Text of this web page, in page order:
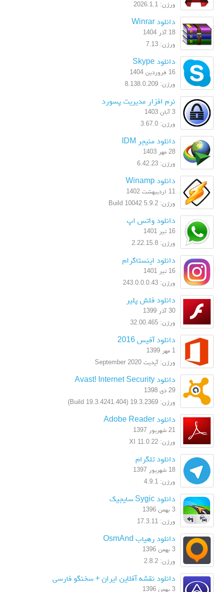
ورژن: 2026.1.1
دانلود Winrar
18 آذر 1404
ورژن: 7.13
دانلود Skype
16 فروردین 1404
ورژن: 8.138.0.209
نرم افزار مدیریت پسورد
3 آبان 1403
ورژن: 3.67.0
دانلود منیجر IDM
28 مهر 1403
ورژن: 6.42.23
دانلود Winamp
11 اردیبهشت 1402
ورژن: 5.9.2 Build 10042
دانلود واتس اپ
16 تیر 1401
ورژن: 2.22.15.8
دانلود اینستاگرام
16 تیر 1401
ورژن: 243.0.0.0.43
دانلود فلش پلیر
30 آذر 1399
ورژن: 32.00.465
دانلود آفیس 2016
1 مهر 1399
ورژن: آپدیت September 2020
دانلود Avast! Internet Security
29 دی 1398
ورژن: 19.3.2369 (Build 19.3.4241.404)
دانلود Adobe Reader
21 شهریور 1397
ورژن: XI 11.0.22
دانلود تلگرام
18 شهریور 1397
ورژن: 4.9.1
دانلود Sygic سایجیک
3 بهمن 1396
ورژن: 17.3.11
دانلود رهیاب OsmAnd
3 بهمن 1396
ورژن: 2.8.2
دانلود نقشه آفلاین ایران + سخنگو فارسی
3 بهمن 1396